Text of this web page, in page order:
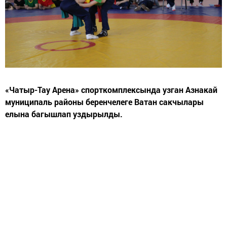
«Чатыр-Тау Арена» спорткомплексында узган Азнакай
муниципаль районы беренчелеге Ватан сакчылары
елына багышлап уздырылды.